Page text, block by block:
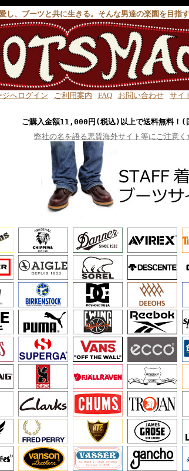
し、ブーツと共に生きる。そんな男達の楽園を目指す
ジへログイン ご利用案内 FAQ お問い合わせ サイ
ご購入金額11,000円(税込)以上で送料無料！(
弊社の名を語る悪質海外サイト等にご注意く